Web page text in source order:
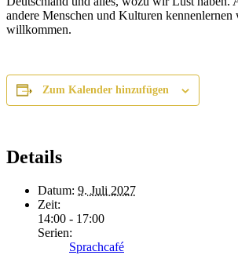
andere Menschen und Kulturen
willkommen.
Zum Kalender hinzufügen
Details
Datum: 9. Juli 2027
Zeit:
14:00 - 17:00
Serien:
Sprachcafé